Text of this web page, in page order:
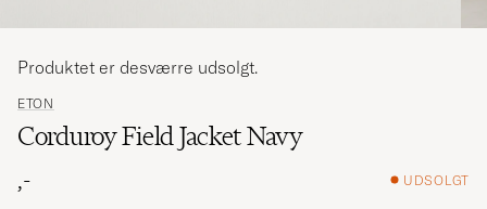
ETON
Corduroy Field Jacket Navy
,-
UDSOLGT
Produktet er desværre udsolgt.